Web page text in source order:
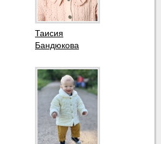
Таисия
Бандюкова